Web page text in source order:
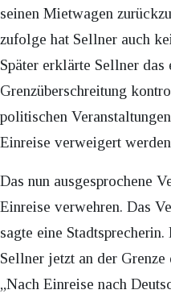
seinen Mietwagen
zufolge hat Sellner auch
Später erklärte Sellner das
Grenzüberschreitung
politischen
Einreise verweigert
Das nun ausgesprochene
Einreise verwehren. Das
sagte eine
Sellner jetzt an der
„Nach Einreise nach